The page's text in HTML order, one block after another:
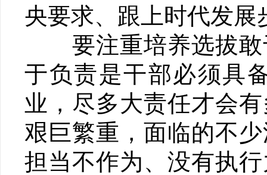
央要求、跟上时代发
要注重培养选拔敢
于负责是干部必须具
业，尽多大责任才会
艰巨繁重，面临的不
担当不作为、没有执